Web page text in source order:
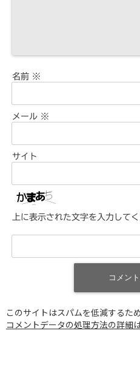
名前 ※
メール ※
サイト
上に表示された文字を入力してく
このサイトはスパムを低減するた
コメントデータの処理方法の詳細